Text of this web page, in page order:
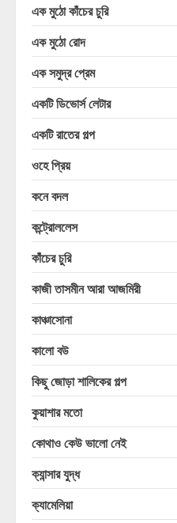
এক মুঠো কাঁচের চুরি
এক মুঠো রোদ
এক সমুদ্র প্রেম
একটি ডিভোর্স লেটার
একটি রাতের গল্প
ওহে প্রিয়
কনে বদল
কন্ট্রোললেস
কাঁচের চুরি
কাজী তাসমীন আরা আজমিরী
কাঞ্চাসোনা
কালো বউ
কিছু জোড়া শালিকের গল্প
কুয়াশার মতো
কোথাও কেউ ভালো নেই
ক্যান্সার যুদ্ধ
ক্যামেলিয়া